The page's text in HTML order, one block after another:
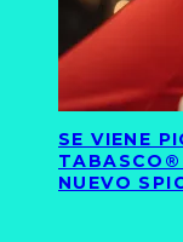
SE VIENE
TABASCO®
NUEVO